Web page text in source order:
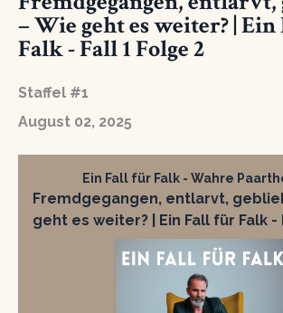
– Wie geht es weiter? |
Falk - Fall 1 Folge 2
Staffel #1
August 02, 2025